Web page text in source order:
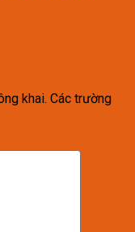
khai. Các trường